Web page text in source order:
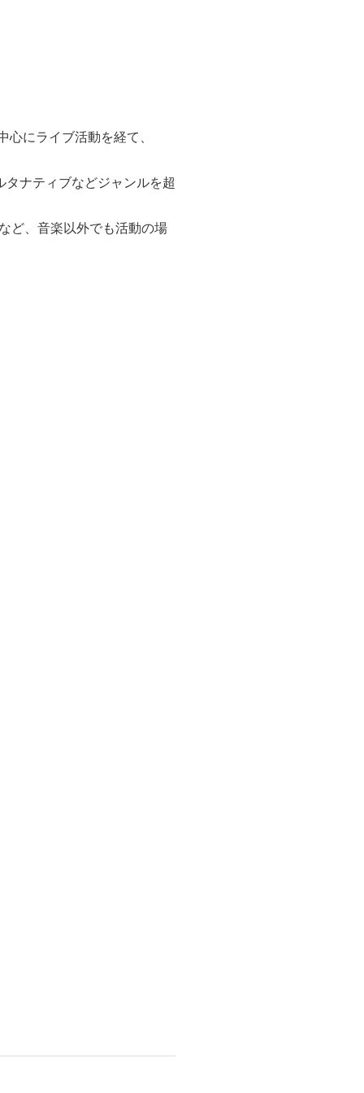
にライブ活動を経て、
ナティブなどジャンルを超
ど、音楽以外でも活動の場